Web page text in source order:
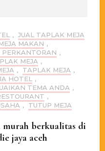
, JUAL TAPLAK MEJA
MAKAN ,
PERKANTORAN ,
MEJA ,
, TAPLAK MEJA ,
HOTEL
,
TEMA ANDA ,
,
, TUTUP MEJA
berkualitas di
jaya aceh